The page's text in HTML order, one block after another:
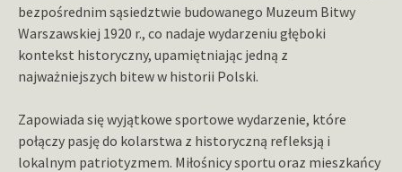
bezpośrednim sąsiedztwie budowanego Muzeum Bitwy
Warszawskiej 1920 r., co nadaje wydarzeniu głęboki
kontekst historyczny, upamiętniając jedną z
najważniejszych bitew w historii Polski.
Zapowiada się wyjątkowe sportowe wydarzenie, które
połączy pasję do kolarstwa z historyczną refleksją i
lokalnym patriotyzmem. Miłośnicy sportu oraz mieszkańcy